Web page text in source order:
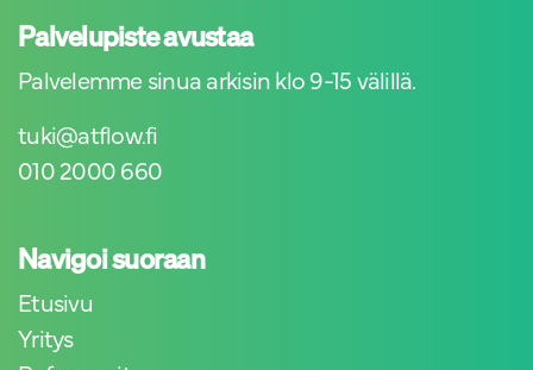
Palvelupiste avustaa
Palvelemme sinua arkisin klo 9-15 välillä.
tuki@atflow.fi
010 2000 660
Navigoi suoraan
Etusivu
Yritys